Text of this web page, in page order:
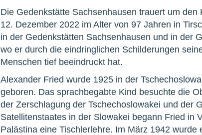
Die Gedenkstätte Sachsenhausen trauert um
12. Dezember 2022 im Alter von 97 Jahren in
in der Gedenkstätten Sachsenhausen und in der
wo er durch die eindringlichen Schilderungen
Menschen tief beeindruckt hat.
Alexander Fried wurde 1925 in der
geboren. Das sprachbegabte Kind besuchte die
der Zerschlagung der Tschechoslowakei und der
Satellitenstaates in der Slowakei begann Fried in
Palästina eine Tischlerlehre. Im März 1942